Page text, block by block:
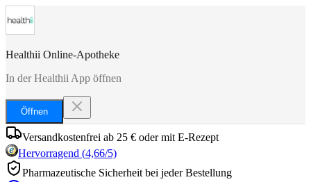
Healthii Online-Apotheke
In der Healthii App öffnen
Öffnen
Versandkostenfrei ab 25 € oder mit E-Rezept
Hervorragend (4,66/5)
Pharmazeutische Sicherheit bei jeder Bestellung